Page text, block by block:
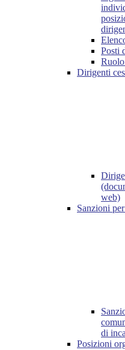
Posti
Dirigenti
web)
Sanzioni
di
Posizioni